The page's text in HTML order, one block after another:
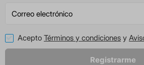
Acepto Términos y condiciones y
Registrarme